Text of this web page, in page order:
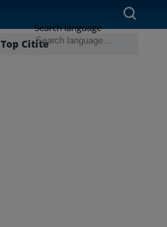
Top Citite
Search language